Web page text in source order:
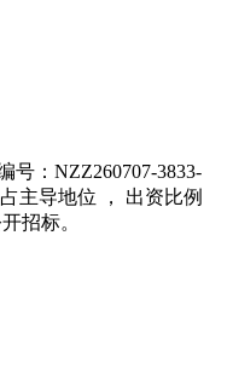
号：NZZ260707-3833-
主导地位 ， 出资比例
招标。